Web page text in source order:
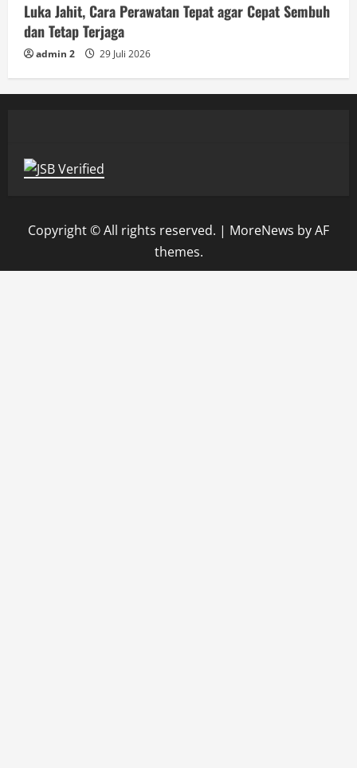
Luka Jahit, Cara Perawatan Tepat agar Cepat Sembuh
dan Tetap Terjaga
admin 2 29 Juli 2026
Copyright © All rights reserved. | MoreNews by AF
themes.